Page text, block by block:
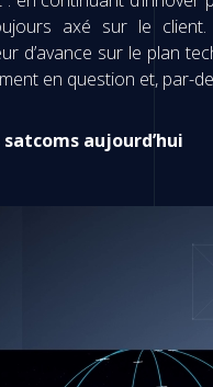
axé sur le
d’avance sur le plan
en question et, par-
aujourd’hui